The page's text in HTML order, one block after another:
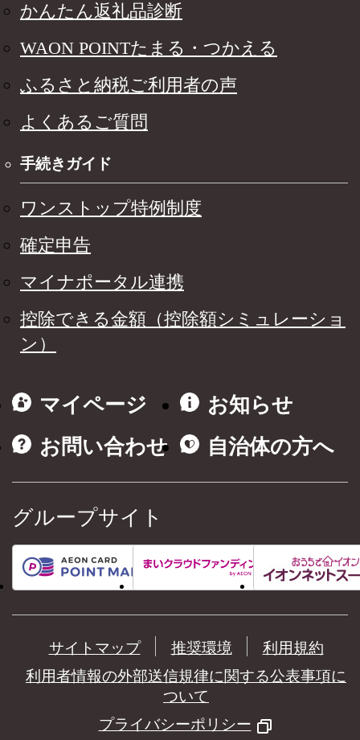
かんたん返礼品診断
WAON POINTたまる・つかえる
ふるさと納税ご利用者の声
よくあるご質問
手続きガイド
ワンストップ特例制度
確定申告
マイナポータル連携
控除できる金額（控除額シミュレーショ
ン）
マイページ
お知らせ
お問い合わせ
自治体の方へ
グループサイト
サイトマップ 推奨環境
利用規約
利用者情報の外部送信規律に関する公表事項に
ついて
プライバシーポリシー